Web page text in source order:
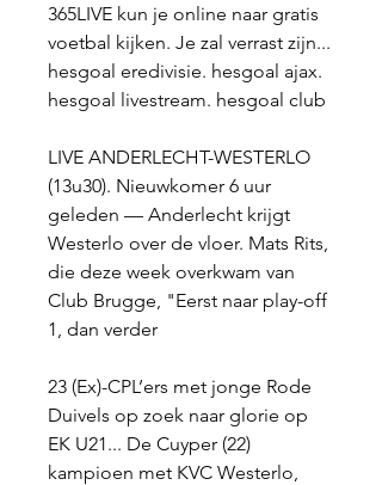
365LIVE kun je online naar gratis
voetbal kijken. Je zal verrast zijn...
hesgoal eredivisie. hesgoal ajax.
hesgoal livestream. hesgoal club
LIVE ANDERLECHT-WESTERLO
(13u30). Nieuwkomer 6 uur
geleden — Anderlecht krijgt
Westerlo over de vloer. Mats Rits,
die deze week overkwam van
Club Brugge, "Eerst naar play-off
1, dan verder
23 (Ex)-CPL’ers met jonge Rode
Duivels op zoek naar glorie op
EK U21... De Cuyper (22)
kampioen met KVC Westerlo,